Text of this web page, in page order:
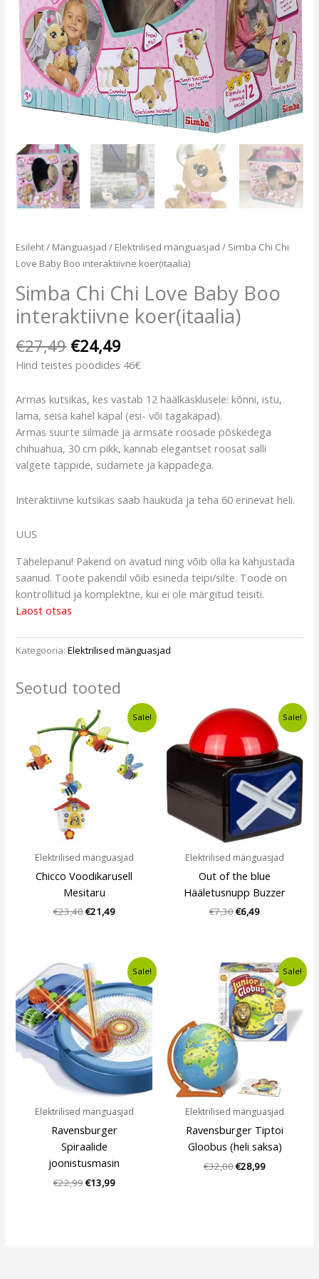
Esileht/ Mänguasjad / Elektrilised mänguasjad / Simba Chi Chi
Love Baby Boo interaktiivne koer(itaalia)
Simba Chi Chi Love Baby Boo
interaktiivne koer(itaalia)
€27,49 €24,49
Hind teistes poodides 46€
Armas kutsikas, kes vastab 12 häälkäsklusele: kõnni, istu,
lama, seisa kahel käpal (esi- või tagakäpad).
Armas suurte silmade ja armsate roosade põskedega
chihuahua, 30 cm pikk, kannab elegantset roosat salli
valgete täppide, südamete ja käppadega.
Interaktiivne kutsikas saab haukuda ja teha 60 erinevat heli.
UUS
Tähelepanu! Pakend on avatud ning võib olla ka kahjustada
saanud. Toote pakendil võib esineda teipi/silte. Toode on
kontrollitud ja komplektne, kui ei ole märgitud teisiti.
Laost otsas
Kategooria:Elektrilised mänguasjad
Seotud tooted
Sale!
Elektrilised mänguasjad
Chicco Voodikarusell
Mesitaru
€23,40
Algne
hind
oli:
€23,40.
€21,49
Current
price
is:
€21,49.
Sale!
Elektrilised mänguasjad
Out of the blue
Hääletusnupp Buzzer
€7,30
Algne
hind
oli:
€7,30.
€6,49
Current
price
€6,49.
Sale!
Elektrilised mänguasjad
Ravensburger
Spiraalide
joonistusmasin
€22,99
Algne
hind
oli:
€22,99.
€13,99
Current
price
is:
€13,99.
Sale!
Elektrilised mänguasjad
Ravensburger Tiptoi
Gloobus (heli saksa)
€32,00
Algne
hind
oli:
€32,00.
€28,99
Current
price
is:
€28,99.